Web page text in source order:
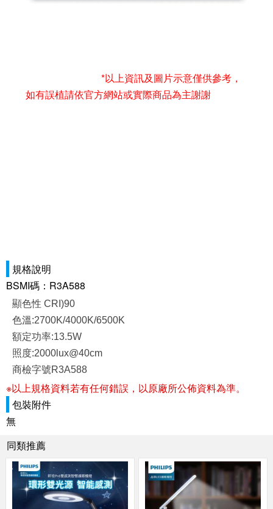
*以上資訊及圖片示意僅供參考，
如有誤植請依官方網站或實際商品為主謝謝
規格說明
BSMI碼：R3A588
顯色性 CRI)90
色溫:2700K/4000K/6500K
額定功率:13.5W
照度:2000lux@40cm
商檢字號R3A588
※以上規格資料若有任何錯誤，以原廠所公佈資料為準。
包裝附件
無
同類推薦